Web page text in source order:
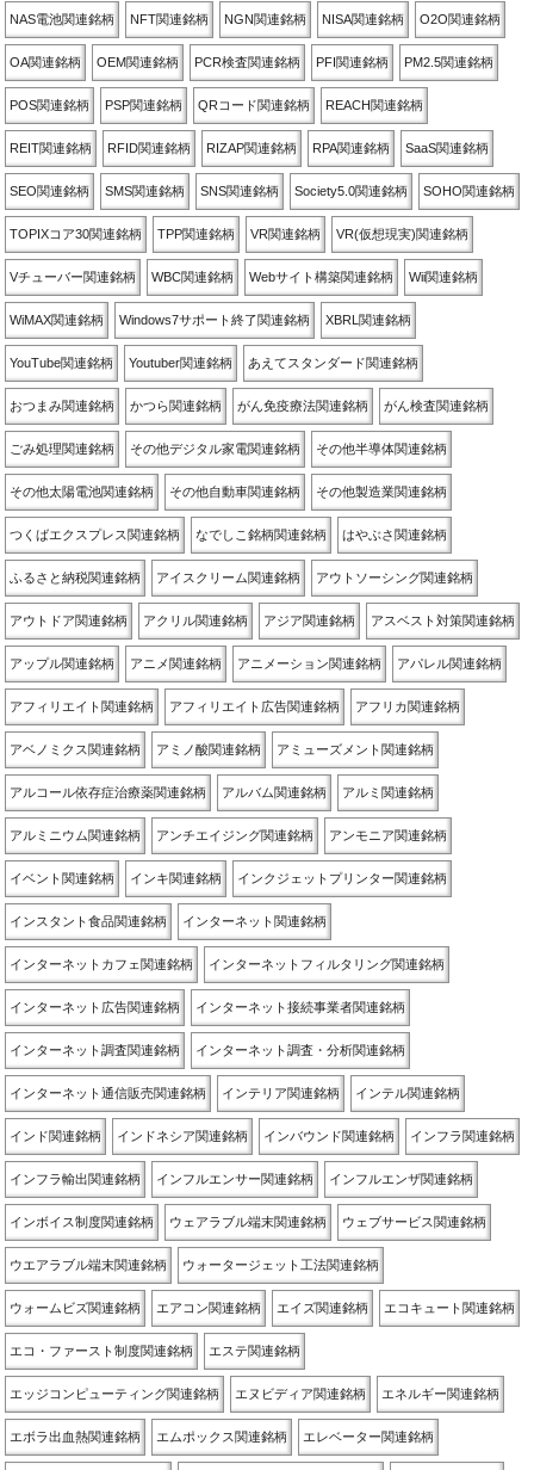
NAS電池関連銘柄 NFT関連銘柄 NGN関連銘柄 NISA関連銘柄 O2O関連銘柄
OA関連銘柄 OEM関連銘柄 PCR検査関連銘柄 PFI関連銘柄 PM2.5関連銘柄
POS関連銘柄 PSP関連銘柄 QRコード関連銘柄 REACH関連銘柄
REIT関連銘柄 RFID関連銘柄 RIZAP関連銘柄 RPA関連銘柄 SaaS関連銘柄
SEO関連銘柄 SMS関連銘柄 SNS関連銘柄 Society5.0関連銘柄 SOHO関連銘柄
TOPIXコア30関連銘柄 TPP関連銘柄 VR関連銘柄 VR(仮想現実)関連銘柄
Vチューバー関連銘柄 WBC関連銘柄 Webサイト構築関連銘柄 Wii関連銘柄
WiMAX関連銘柄 Windows7サポート終了関連銘柄 XBRL関連銘柄
YouTube関連銘柄 Youtuber関連銘柄 あえてスタンダード関連銘柄
おつまみ関連銘柄 かつら関連銘柄 がん免疫療法関連銘柄 がん検査関連銘柄
ごみ処理関連銘柄 その他デジタル家電関連銘柄 その他半導体関連銘柄
その他太陽電池関連銘柄 その他自動車関連銘柄 その他製造業関連銘柄
つくばエクスプレス関連銘柄 なでしこ銘柄関連銘柄 はやぶさ関連銘柄
ふるさと納税関連銘柄 アイスクリーム関連銘柄 アウトソーシング関連銘柄
アウトドア関連銘柄 アクリル関連銘柄 アジア関連銘柄 アスベスト対策関連銘柄
アップル関連銘柄 アニメ関連銘柄 アニメーション関連銘柄 アパレル関連銘柄
アフィリエイト関連銘柄 アフィリエイト広告関連銘柄 アフリカ関連銘柄
アベノミクス関連銘柄 アミノ酸関連銘柄 アミューズメント関連銘柄
アルコール依存症治療薬関連銘柄 アルバム関連銘柄 アルミ関連銘柄
アルミニウム関連銘柄 アンチエイジング関連銘柄 アンモニア関連銘柄
イベント関連銘柄 インキ関連銘柄 インクジェットプリンター関連銘柄
インスタント食品関連銘柄 インターネット関連銘柄
インターネットカフェ関連銘柄 インターネットフィルタリング関連銘柄
インターネット広告関連銘柄 インターネット接続事業者関連銘柄
インターネット調査関連銘柄 インターネット調査・分析関連銘柄
インターネット通信販売関連銘柄 インテリア関連銘柄 インテル関連銘柄
インド関連銘柄 インドネシア関連銘柄 インバウンド関連銘柄 インフラ関連銘柄
インフラ輸出関連銘柄 インフルエンサー関連銘柄 インフルエンザ関連銘柄
インボイス制度関連銘柄 ウェアラブル端末関連銘柄 ウェブサービス関連銘柄
ウエアラブル端末関連銘柄 ウォータージェット工法関連銘柄
ウォームビズ関連銘柄 エアコン関連銘柄 エイズ関連銘柄 エコキュート関連銘柄
エコ・ファースト制度関連銘柄 エステ関連銘柄
エッジコンピューティング関連銘柄 エヌビディア関連銘柄 エネルギー関連銘柄
エボラ出血熱関連銘柄 エムポックス関連銘柄 エレベーター関連銘柄